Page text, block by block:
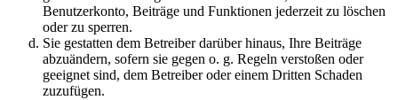
Benutzerkonto, Beiträge und Funktionen jederzeit zu löschen
oder zu sperren.
Sie gestatten dem Betreiber darüber hinaus, Ihre Beiträge
abzuändern, sofern sie gegen o. g. Regeln verstoßen oder
geeignet sind, dem Betreiber oder einem Dritten Schaden
zuzufügen.